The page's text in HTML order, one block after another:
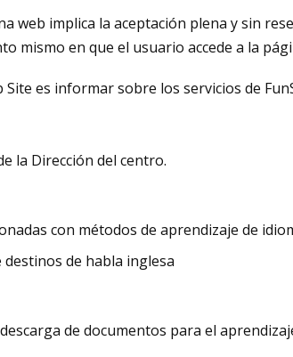
web implica la aceptación plena y sin
mismo en que el usuario accede a la
Site es informar sobre los servicios de
la Dirección del centro.
con métodos de aprendizaje de
de habla inglesa
de documentos para el